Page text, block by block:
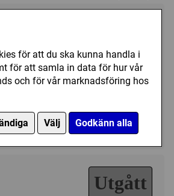
för att du ska kunna handla i
för att samla in data för hur vår
och för vår marknadsföring hos
Välj Godkänn alla
Utgått